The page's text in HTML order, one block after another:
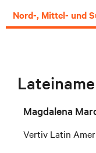
Nord-, Mittel- und
Magdalena
Vertiv Latin